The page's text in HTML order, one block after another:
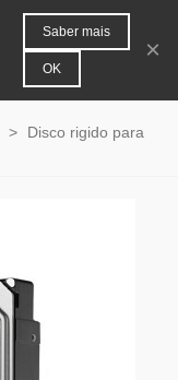
0
>
Disco rigido para
Saber mais
OK
×